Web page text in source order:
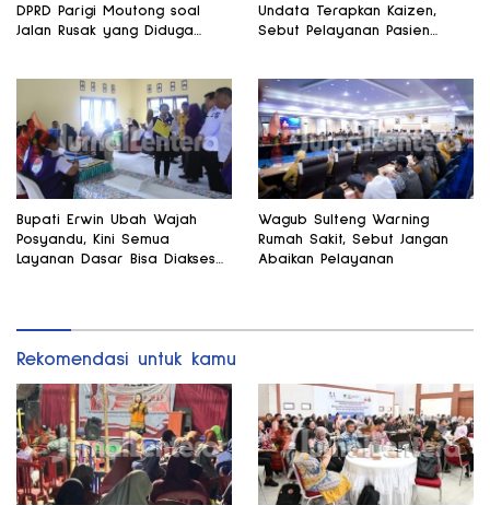
DPRD Parigi Moutong soal
Jalan Rusak yang Diduga
Undata Terapkan Kaizen,
Sebut Pelayanan Pasien
Bupati Erwin Ubah Wajah
Posyandu, Kini Semua
Layanan Dasar Bisa Diakses
Wagub Sulteng Warning
Rumah Sakit, Sebut Jangan
Abaikan Pelayanan
Rekomendasi untuk kamu